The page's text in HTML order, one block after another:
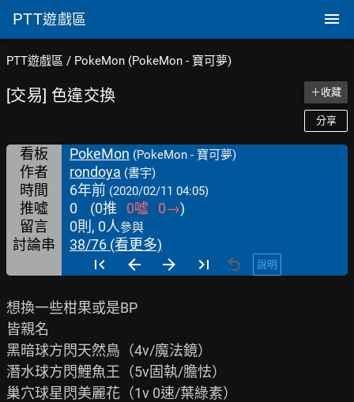
PTT遊戲區
PTT遊戲區 / PokeMon (PokeMon - 寶可夢)
[交易] 色違交換 ＋收藏
分享
看板 PokeMon (PokeMon - 寶可夢)
作者 rondoya (書宇)
時間 6年前 (2020/02/11 04:05)
推噓 0 (0推 0噓 0→)
留言
0則, 0人參與
討論串 38/76 (看更多)
說明
想換一些柑果或是BP
皆親名
黑暗球方閃天然鳥（4v/魔法鏡）
潛水球方閃鯉魚王（5v固執/膽怯）
巢穴球星閃美麗花（1v 0速/葉綠素）